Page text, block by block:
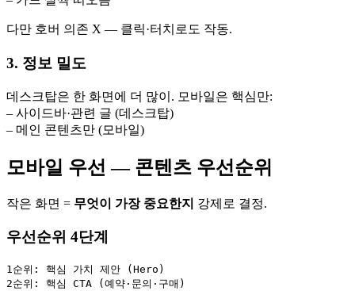
다만 호버 의존 X — 클릭·터치로도 작동.
3. 정보 밀도
데스크탑은 한 화면에 더 많이. 모바일은 핵심만:
– 사이드바·관련 글 (데스크탑)
– 메인 콘텐츠만 (모바일)
모바일 우선 — 콘텐츠 우선순위
작은 화면 = 무엇이 가장 중요한지 강제로 결정.
우선순위 4단계
1순위: 핵심 가치 제안 (Hero)
2순위: 핵심 CTA (예약·문의·구매)